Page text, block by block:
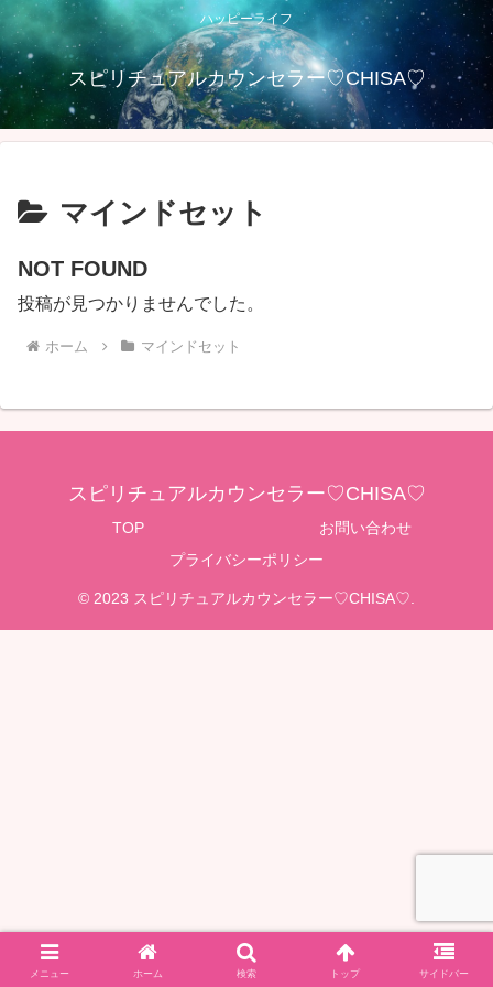
ハッピーライフ
スピリチュアルカウンセラー♡CHISA♡
マインドセット
NOT FOUND
投稿が見つかりませんでした。
ホーム マインドセット
スピリチュアルカウンセラー♡CHISA♡
TOP
お問い合わせ
プライバシーポリシー
© 2023 スピリチュアルカウンセラー♡CHISA♡.
メニュー ホーム 検索 トップ サイドバー